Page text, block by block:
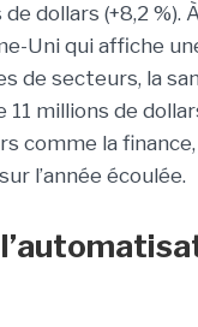
dollars (+8,2
Uni qui affiche
de secteurs, la
11 millions de
comme la
l’année écoulée.